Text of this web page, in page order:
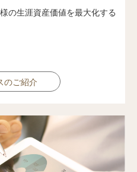
の生涯資産価値を最大化する
のご紹介